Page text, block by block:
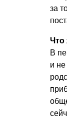
за
Что
В
и не